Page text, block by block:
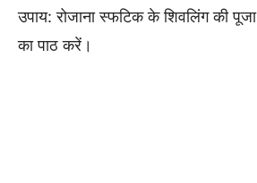
उपाय: रोजाना स्फटिक के शिवलिंग की पूजा
का पाठ करें।